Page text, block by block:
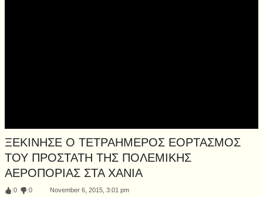
ΞΕΚΙΝΗΣΕ Ο ΤΕΤΡΑΗΜΕΡΟΣ ΕΟΡΤΑΣΜΟΣ
ΤΟΥ ΠΡΟΣΤΑΤΗ ΤΗΣ ΠΟΛΕΜΙΚΗΣ
ΑΕΡΟΠΟΡΙΑΣ ΣΤΑ ΧΑΝΙΑ
:0 :0 November 6, 2015, 3:01 pm